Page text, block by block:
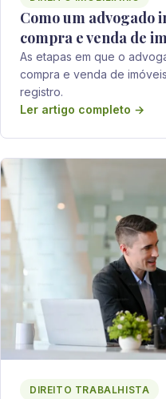
Como um advogado
compra e venda de
As etapas em que o
compra e venda de
registro.
Ler artigo completo →
DIREITO TRABALHISTA